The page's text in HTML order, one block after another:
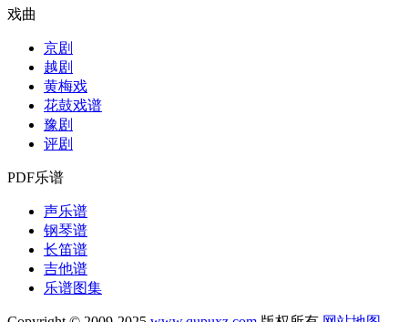
戏曲
京剧
越剧
黄梅戏
花鼓戏谱
豫剧
评剧
PDF乐谱
声乐谱
钢琴谱
长笛谱
吉他谱
乐谱图集